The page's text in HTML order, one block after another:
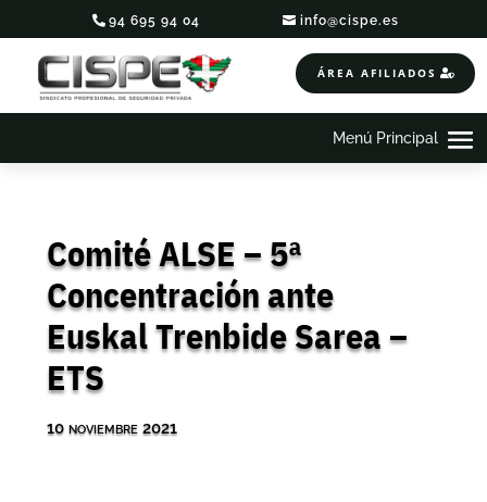
94 695 94 04 info@cispe.es
ÁREA AFILIADOS
Comité ALSE – 5ª
Concentración ante
Euskal Trenbide Sarea –
ETS
10 noviembre 2021